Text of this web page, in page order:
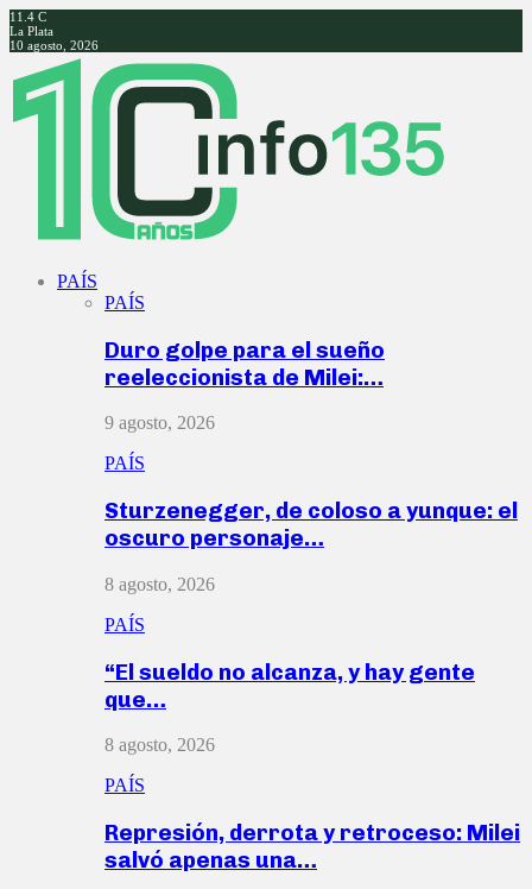
11.4 C
La Plata
10 agosto, 2026
Facebook
Twitter
Instagram
Youtube
PAÍS
PAÍS
Duro golpe para el sueño
reeleccionista de Milei:…
9 agosto, 2026
PAÍS
Sturzenegger, de coloso a yunque: el
oscuro personaje…
8 agosto, 2026
PAÍS
“El sueldo no alcanza, y hay gente
que…
8 agosto, 2026
PAÍS
Represión, derrota y retroceso: Milei
salvó apenas una…